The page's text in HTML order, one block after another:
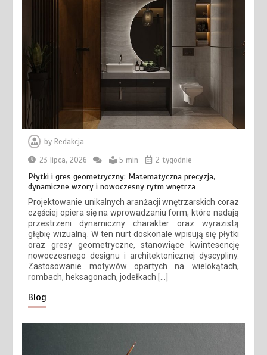
by Redakcja
23 lipca, 2026
5 min 2 tygodnie
Płytki i gres geometryczny: Matematyczna precyzja,
dynamiczne wzory i nowoczesny rytm wnętrza
Projektowanie unikalnych aranżacji wnętrzarskich coraz
częściej opiera się na wprowadzaniu form, które nadają
przestrzeni dynamiczny charakter oraz wyrazistą
głębię wizualną. W ten nurt doskonale wpisują się płytki
oraz gresy geometryczne, stanowiące kwintesencję
nowoczesnego designu i architektonicznej dyscypliny.
Zastosowanie motywów opartych na wielokątach,
rombach, heksagonach, jodełkach […]
Blog